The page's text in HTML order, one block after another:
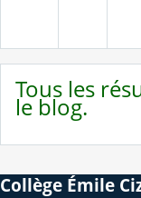
Tous les
le blog.
Collège Émile